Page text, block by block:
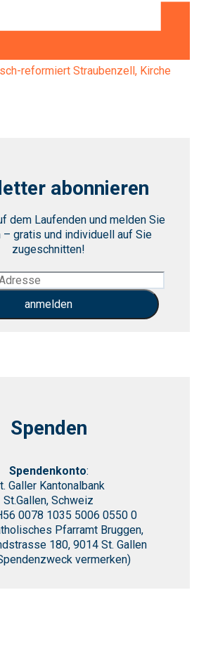
reformiert Straubenzell, Kirche
abonnieren
dem Laufenden und melden Sie
– gratis und individuell auf Sie
zugeschnitten!
Spenden
Spendenkonto:
Galler Kantonalbank
St.Gallen, Schweiz
0078 1035 5006 0550 0
Pfarramt Bruggen,
180, 9014 St. Gallen
vermerken)